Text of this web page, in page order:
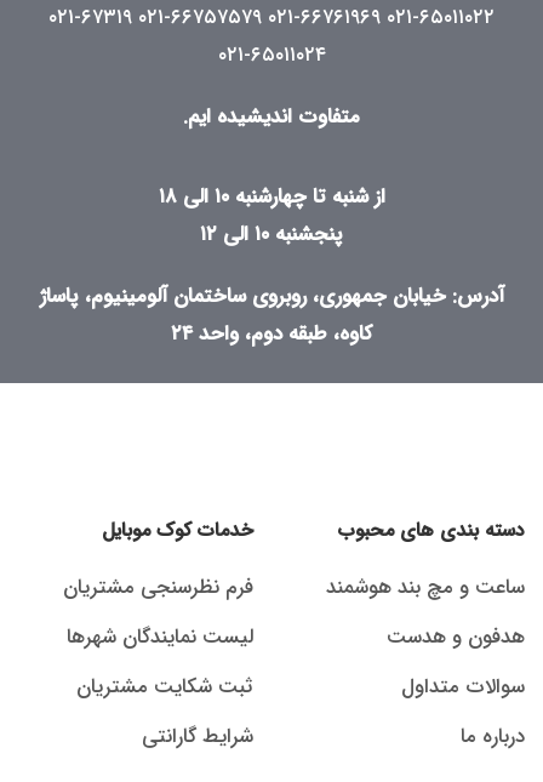
۰۲۱-۶۷۳۱۹ ۰۲۱-۶۶۷۵۷۵۷۹ ۰۲۱-۶۶۷۶۱۹۶۹ ۰۲۱-۶۵۰۱۱۰۲۲
۰۲۱-۶۵۰۱۱۰۲۴
متفاوت اندیشیده ایم.
از شنبه تا چهارشنبه ۱۰ الی ۱۸
پنجشنبه ۱۰ الی ۱۲
آدرس: خیابان جمهوری، روبروی ساختمان آلومینیوم، پاساژ
کاوه، طبقه دوم، واحد ۲۴
دسته بندی های محبوب
ساعت و مچ بند هوشمند
هدفون و هدست
سوالات متداول
درباره ما
خدمات کوک موبایل
فرم نظرسنجی مشتریان
لیست نمایندگان شهرها
ثبت شکایت مشتریان
شرایط گارانتی